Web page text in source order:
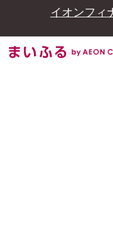
イオンフィ